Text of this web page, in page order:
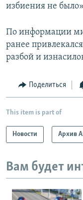
избиения не
По информации
ранее
разбой и
Поделиться
This item is part of
Новости Архив
Вам будет